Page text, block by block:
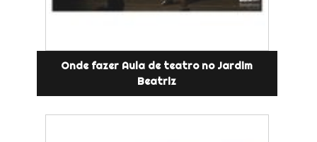
Onde fazer Aula de teatro no Jardim
Beatriz